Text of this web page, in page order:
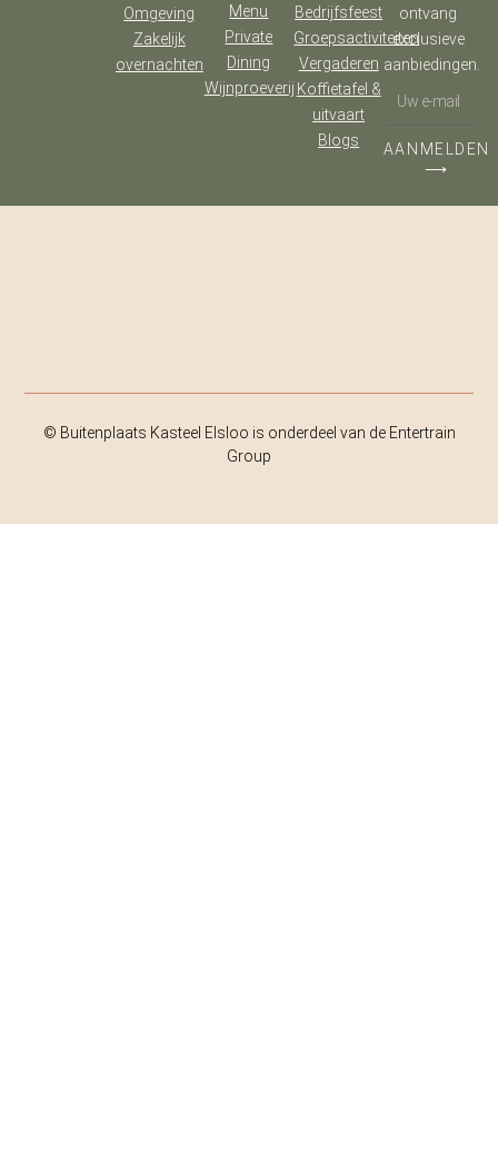
Omgeving
Zakelijk
overnachten
Menu
Private
Dining
Wijnproeverij
Bedrijfsfeest
Groepsactiviteiten
Vergaderen
Koffietafel &
uitvaart
Blogs
ontvang
exclusieve
aanbiedingen.
AANMELDEN
⟶
© Buitenplaats Kasteel Elsloo is onderdeel van de Entertrain
Group